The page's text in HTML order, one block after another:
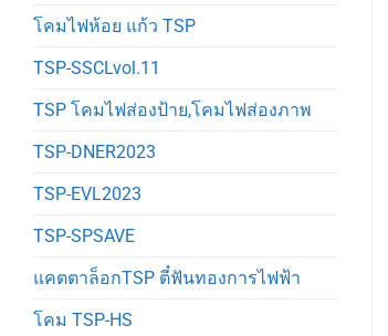
โคมไฟห้อย แก้ว TSP
TSP-SSCLvol.11
TSP โคมไฟส่องป้าย,โคมไฟส่องภาพ
TSP-DNER2023
TSP-EVL2023
TSP-SPSAVE
แคตตาล็อกTSP ตี๋ฟันทองการไฟฟ้า
โคม TSP-HS
TSP
12V
หม้อแปลงTSP MW